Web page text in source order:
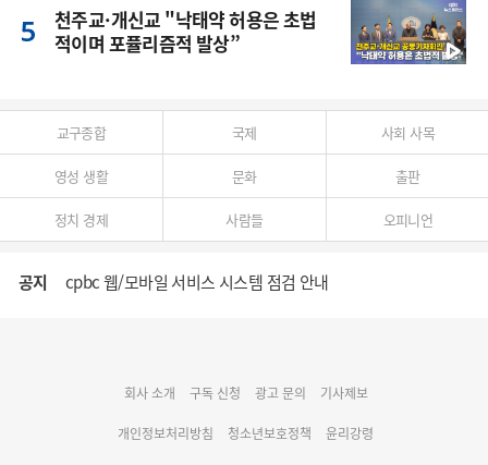
천주교·개신교 "낙태약 허용은 초법
적이며 포퓰리즘적 발상”
교구종합 국제 사회 사목
영성 생활 문화 출판
정치 경제 사람들 오피니언
공지 cpbc 웹/모바일 서비스 시스템 점검 안내
명동 미디어큐브 & 1898 미디어월 공모전 수상작 발표
회사 소개 구독 신청 광고 문의 기사제보
개인정보처리방침 청소년보호정책 윤리강령